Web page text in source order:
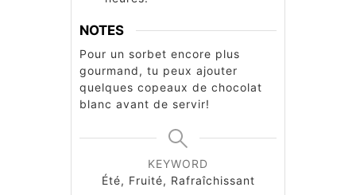
NOTES
Pour un sorbet encore plus
gourmand, tu peux ajouter
quelques copeaux de chocolat
blanc avant de servir!
KEYWORD
Été, Fruité, Rafraîchissant